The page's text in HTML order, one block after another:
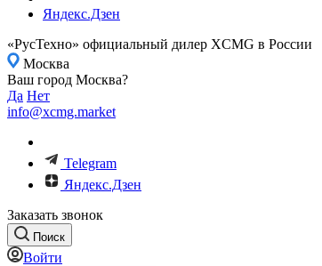
Яндекс.Дзен
«РусТехно» официальный дилер XCMG в России
Москва
Ваш город Москва?
Да Нет
info@xcmg.market
Telegram
Яндекс.Дзен
Заказать звонок
Поиск
Войти